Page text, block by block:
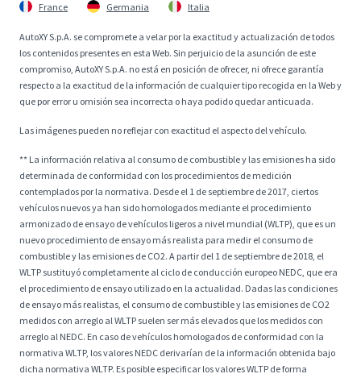
France Germania Italia
AutoXY S.p.A. se compromete a velar por la exactitud y actualización de todos
los contenidos presentes en esta Web. Sin perjuicio de la asunción de este
compromiso, AutoXY S.p.A. no está en posición de ofrecer, ni ofrece garantía
respecto a la exactitud de la información de cualquier tipo recogida en la Web y
que por error u omisión sea incorrecta o haya podido quedar anticuada.
Las imágenes pueden no reflejar con exactitud el aspecto del vehículo.
** La información relativa al consumo de combustible y las emisiones ha sido
determinada de conformidad con los procedimientos de medición
contemplados por la normativa. Desde el 1 de septiembre de 2017, ciertos
vehículos nuevos ya han sido homologados mediante el procedimiento
armonizado de ensayo de vehículos ligeros a nivel mundial (WLTP), que es un
nuevo procedimiento de ensayo más realista para medir el consumo de
combustible y las emisiones de CO2. A partir del 1 de septiembre de 2018, el
WLTP sustituyó completamente al ciclo de conducción europeo NEDC, que era
el procedimiento de ensayo utilizado en la actualidad. Dadas las condiciones
de ensayo más realistas, el consumo de combustible y las emisiones de CO2
medidos con arreglo al WLTP suelen ser más elevados que los medidos con
arreglo al NEDC. En caso de vehículos homologados de conformidad con la
normativa WLTP, los valores NEDC derivarían de la información obtenida bajo
dicha normativa WLTP. Es posible especificar los valores WLTP de forma